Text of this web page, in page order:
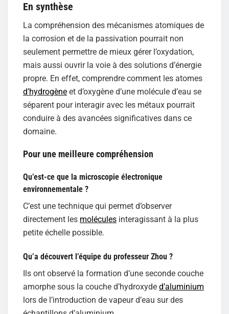
En synthèse
La compréhension des mécanismes atomiques de
la corrosion et de la passivation pourrait non
seulement permettre de mieux gérer l’oxydation,
mais aussi ouvrir la voie à des solutions d’énergie
propre. En effet, comprendre comment les atomes
d’hydrogène et d’oxygène d’une molécule d’eau se
séparent pour interagir avec les métaux pourrait
conduire à des avancées significatives dans ce
domaine.
Pour une meilleure compréhension
Qu’est-ce que la microscopie électronique
environnementale ?
C’est une technique qui permet d’observer
directement les molécules interagissant à la plus
petite échelle possible.
Qu’a découvert l’équipe du professeur Zhou ?
Ils ont observé la formation d’une seconde couche
amorphe sous la couche d’hydroxyde d’aluminium
lors de l’introduction de vapeur d’eau sur des